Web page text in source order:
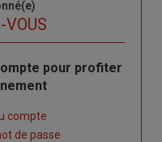
pour profiter
compte
de passe